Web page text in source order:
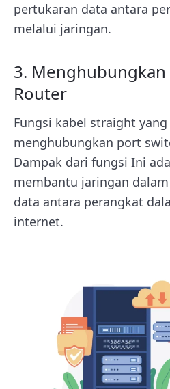
pertukaran data antara
melalui jaringan.
3. Menghubungkan
Router
Fungsi kabel straight
menghubungkan port
Dampak dari fungsi Ini
membantu jaringan
data antara perangkat
internet.